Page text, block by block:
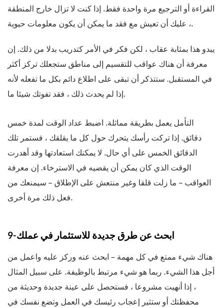
القراءة أو الترجيع مرة واحدة فقط. إذا كنت لا تزال خارج المنطقة
، عليك أن تعيش مع فقد ما يمكن أن يكون معلومات حيوية.
يبدو هذا بمثابة عقاب ، لكن فكر في الأمر كتدريب بدلا من ذلك. إن
معرفة أن هناك عواقب للتقسيم إلى مناطق ستجعلك تركز أكثر
في المستقبل. ستتذكر أن تبقى على اطلاع دائم بكل ما تفعله لأنه
إذا لم يحدث ذلك ، فقد تفوتك شيئا ما.
التأمل يعمل بطريقة مماثلة. اضبط عداد الوقت لمدة خمس
دقائق. إذا تركت رأسك يتحرك حول كل ما يقلقك ، فستمر تلك
الدقائق الخمس على أي حال. لا يمكنك استعادتها وقد أهدرت
الوقت الذي كان يمكن أن يقضيه في الاسترخاء. إن معرفة
العواقب – ما زلت قلقا وغير منتعش على الإطلاق – سيمنعك من
فعل ذلك مرة أخرى.
9-ابحث عن طرق جديدة للاستثمار في عملك
هناك شيء ممتع في كل مهمة – ابحث عنه وركز عليه واعمل من
أجل هذا الشيء. ربما هو شيء مرتبط بالوظيفة. على سبيل المثال
، إذا أنهيت مشروعا ، فستحصل على عينة جديدة وحديثة من
محفظتك أو ستثير إعجاب رئيسك في العمل وتضع نفسك في